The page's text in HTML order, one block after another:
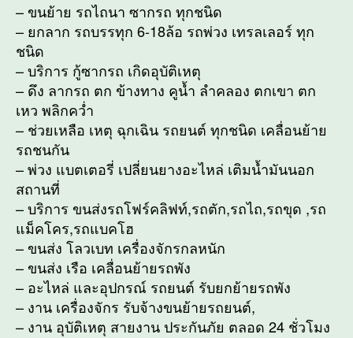
– ขนย้าย รถไถนา ซากรถ ทุกชนิด
– ยกลาก รถบรรทุก 6-18ล้อ รถพ่วง เทรลเลอร์ ทุก
ชนิด
– บริการ กู้ซากรถ เกิดอุบัติเหตุ
– ดึง ลากรถ ตก ข้างทาง คูน้ำ ลำคลอง ตกเขา ตก
เหว พลิกคว่ำ
– ช่วยเหลือ เหตุ ฉุกเฉิน รถยนต์ ทุกชนิด เคลื่อนย้าย
รถชนกัน
– พ่วง แบตเตอรี่ เปลี่ยนยางอะไหล่ เติมน้ำมันนอก
สถานที่
– บริการ ขนส่งรถโฟร์คลิฟท์,รถตัก,รถไถ,รถขุด ,รถ
แม็คโคร,รถแบคโฮ
– ขนส่ง โลวเบท เครื่องจักรกลหนัก
– ขนส่ง เรือ เคลื่อนย้ายรถพัง
– อะไหล่ และอุปกรณ์ รถยนต์ รับยกย้ายรถพัง
– งาน เครื่องจักร รับจ้างขนย้ายรถยนต์,
– งาน อุบัติเหตุ สายงาน ประกันภัย ตลอด 24 ชั่วโมง